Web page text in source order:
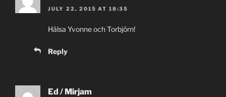
JULY 22, 2015 AT 18:35
Hälsa Yvonne och Torbjörn!
Reply
Ed / Mirjam